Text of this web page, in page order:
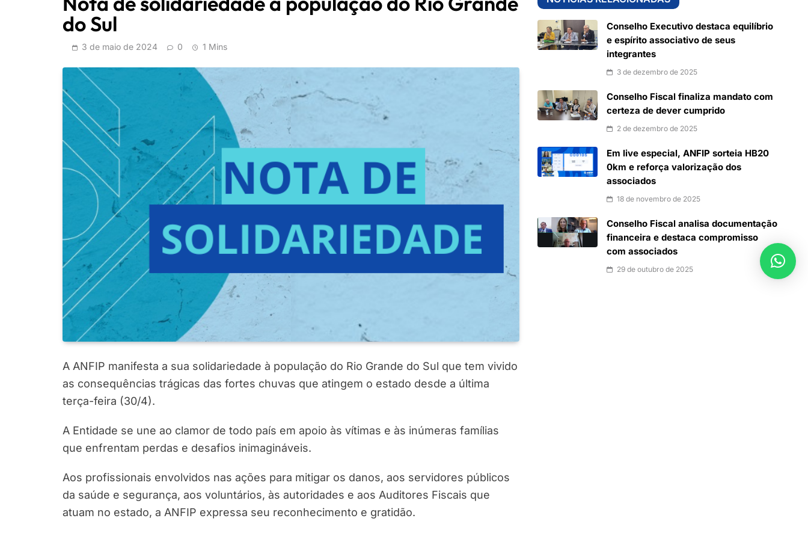
do Sul
3 de maio de 2024 0 1 Mins
A ANFIP manifesta a sua solidariedade à população do Rio Grande do Sul que tem vivido
as consequências trágicas das fortes chuvas que atingem o estado desde a última
terça-feira (30/4).
A Entidade se une ao clamor de todo país em apoio às vítimas e às inúmeras famílias
que enfrentam perdas e desafios inimagináveis.
Aos profissionais envolvidos nas ações para mitigar os danos, aos servidores públicos
da saúde e segurança, aos voluntários, às autoridades e aos Auditores Fiscais que
atuam no estado, a ANFIP expressa seu reconhecimento e gratidão.
Conselho Executivo destaca equilíbrio
e espírito associativo de seus
integrantes
3 de dezembro de 2025
Conselho Fiscal finaliza mandato com
certeza de dever cumprido
2 de dezembro de 2025
Em live especial, ANFIP sorteia HB20
0km e reforça valorização dos
associados
18 de novembro de 2025
Conselho Fiscal analisa documentação
financeira e destaca compromisso
com associados
29 de outubro de 2025